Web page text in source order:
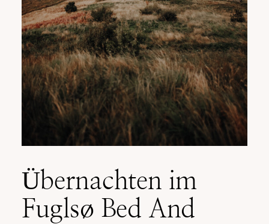
Übernachten im
Fuglsø Bed And